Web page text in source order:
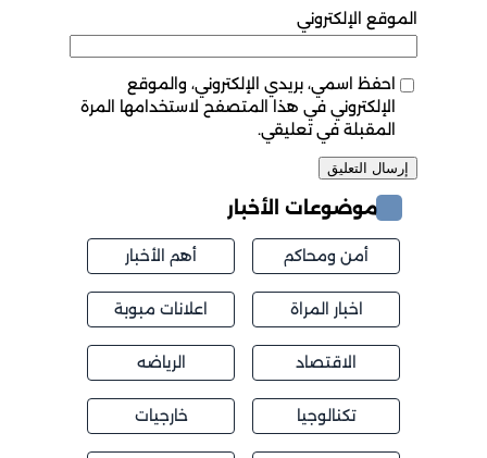
الموقع الإلكتروني
احفظ اسمي، بريدي الإلكتروني، والموقع
الإلكتروني في هذا المتصفح لاستخدامها المرة
المقبلة في تعليقي.
موضوعات الأخبار
أمن ومحاكم أهم الأخبار
اخبار المراة اعلانات مبوبة
الاقتصاد الرياضه
تكنالوجيا خارجيات